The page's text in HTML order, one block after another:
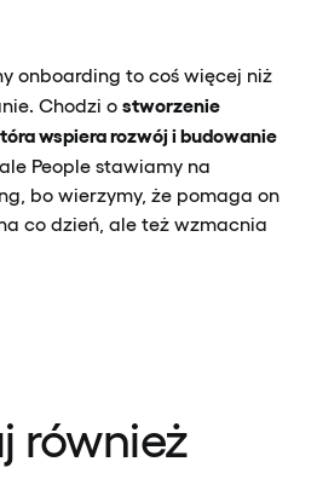
onboarding to coś więcej niż
Chodzi o stworzenie
wspiera rozwój i budowanie
People stawiamy na
bo wierzymy, że pomaga on
co dzień, ale też wzmacnia
również